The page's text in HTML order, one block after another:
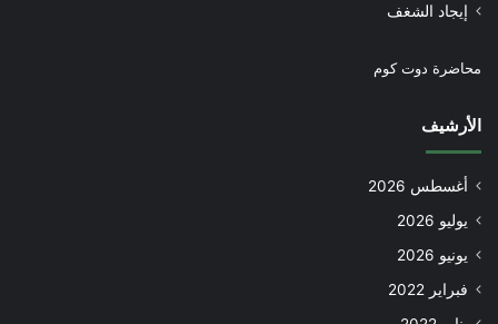
إيجاد الشغف
محاضرة دوت كوم
الأرشيف
أغسطس 2026
يوليو 2026
يونيو 2026
فبراير 2022